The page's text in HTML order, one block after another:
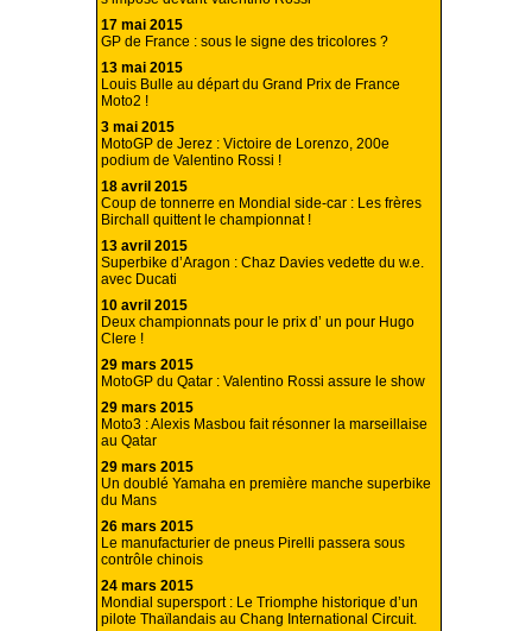
17 mai 2015
GP de France : sous le signe des tricolores ?
13 mai 2015
Louis Bulle au départ du Grand Prix de France
Moto2 !
3 mai 2015
MotoGP de Jerez : Victoire de Lorenzo, 200e
podium de Valentino Rossi !
18 avril 2015
Coup de tonnerre en Mondial side-car : Les frères
Birchall quittent le championnat !
13 avril 2015
Superbike d’Aragon : Chaz Davies vedette du w.e.
avec Ducati
10 avril 2015
Deux championnats pour le prix d’ un pour Hugo
Clere !
29 mars 2015
MotoGP du Qatar : Valentino Rossi assure le show
29 mars 2015
Moto3 : Alexis Masbou fait résonner la marseillaise
au Qatar
29 mars 2015
Un doublé Yamaha en première manche superbike
du Mans
26 mars 2015
Le manufacturier de pneus Pirelli passera sous
contrôle chinois
24 mars 2015
Mondial supersport : Le Triomphe historique d’un
pilote Thaïlandais au Chang International Circuit.